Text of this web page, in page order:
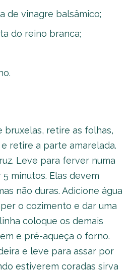
de vinagre balsâmico;
do reino branca;
bruxelas, retire as folhas,
retire a parte amarelada.
Leve para ferver numa
minutos. Elas devem
não duras. Adicione água
o cozimento e dar uma
coloque os demais
e pré-aqueça o forno.
e leve para assar por
estiverem coradas sirva